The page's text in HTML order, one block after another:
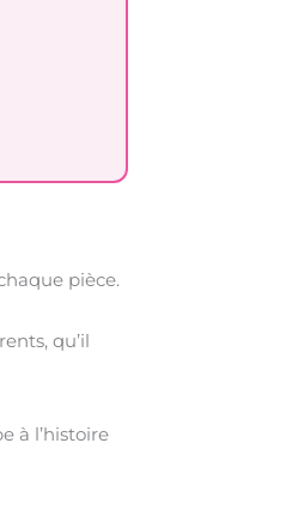
pièce.
qu’il
à l’histoire